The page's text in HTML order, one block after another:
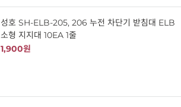
성호 SH-ELB-205, 206 누전 차단기 받침대 ELB
소형 지지대 10EA 1줄
1,900원